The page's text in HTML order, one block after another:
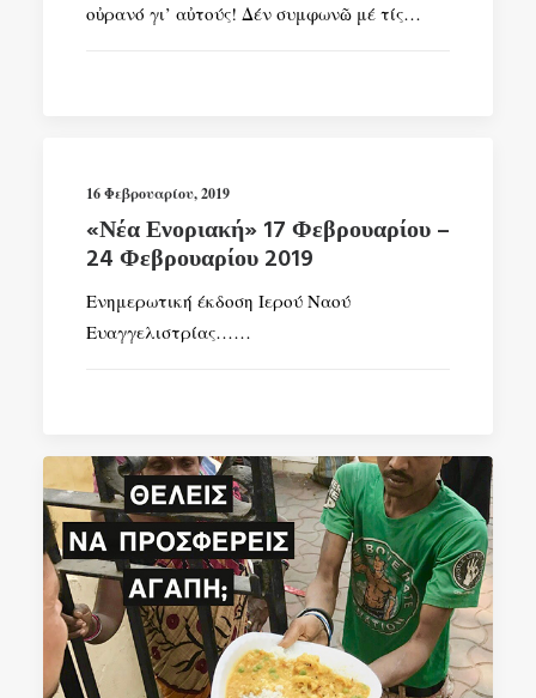
οὐρανό γι’ αὐτούς! Δέν συμφωνῶ μέ τίς…
16 Φεβρουαρίου, 2019
«Νέα Ενοριακή» 17 Φεβρουαρίου –
24 Φεβρουαρίου 2019
Ενημερωτική έκδοση Ιερού Ναού
Ευαγγελιστρίας……